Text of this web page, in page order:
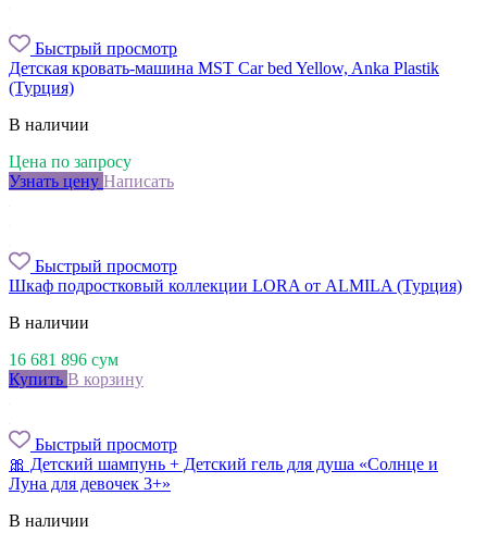
Быстрый просмотр
Детская кровать-машина MST Car bed Yellow, Anka Plastik
(Турция)
В наличии
Цена по запросу
Узнать цену Написать
Быстрый просмотр
Шкаф подростковый коллекции LORA от ALMILA (Турция)
В наличии
16 681 896 сум
Купить В корзину
Быстрый просмотр
🎀 Детский шампунь + Детский гель для душа «Солнце и
Луна для девочек 3+»
В наличии